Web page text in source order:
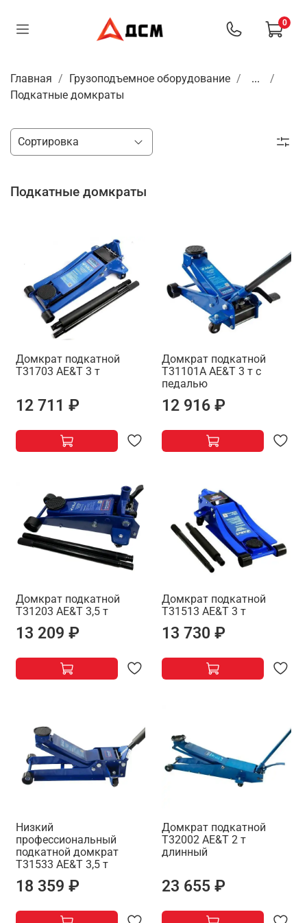
0
Главная Грузоподъемное оборудование
...
Подкатные домкраты
Подкатные домкраты
Домкрат подкатной
T31703 AE&T 3 т
12 711 ₽
Домкрат подкатной
T31101A AE&T 3 т с
педалью
12 916 ₽
Домкрат подкатной
T31203 AE&T 3,5 т
13 209 ₽
Домкрат подкатной
T31513 AE&T 3 т
13 730 ₽
Низкий
профессиональный
подкатной домкрат
T31533 AE&T 3,5 т
18 359 ₽
Домкрат подкатной
T32002 AE&T 2 т
длинный
23 655 ₽